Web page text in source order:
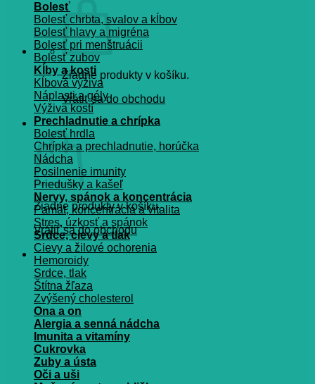
Žiadne produkty v košíku.
Vrátiť sa do obchodu
Košík
Žiadne produkty v košíku.
Vrátiť sa do obchodu
Bolesť
Bolesť chrbta, svalov a kĺbov
Bolesť hlavy a migréna
Bolesť pri menštruácii
Bolesť zubov
Kĺby a kosti
Kĺbová výživa
Náplasti a gély
Výživa kostí
Prechladnutie a chrípka
Bolesť hrdla
Chrípka a prechladnutie, horúčka
Nádcha
Posilnenie imunity
Priedušky a kašeľ
Nervy, spánok a koncentrácia
Pamät, koncentrácia a vitalita
Stres, úzkosť a spánok
Srdce, cievy a tlak
Cievy a žilové ochorenia
Hemoroidy
Srdce, tlak
Štítna žľaza
Zvýšený cholesterol
Ona a on
Alergia a senná nádcha
Imunita a vitamíny
Cukrovka
Zuby a ústa
Oči a uši